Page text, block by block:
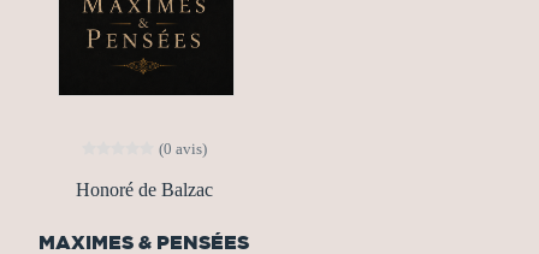
(0 avis)
Honoré de Balzac
MAXIMES & PENSÉES